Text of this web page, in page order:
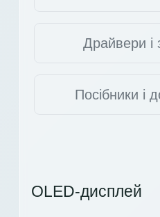
Драйвери і
Посібники і
OLED-дисплей